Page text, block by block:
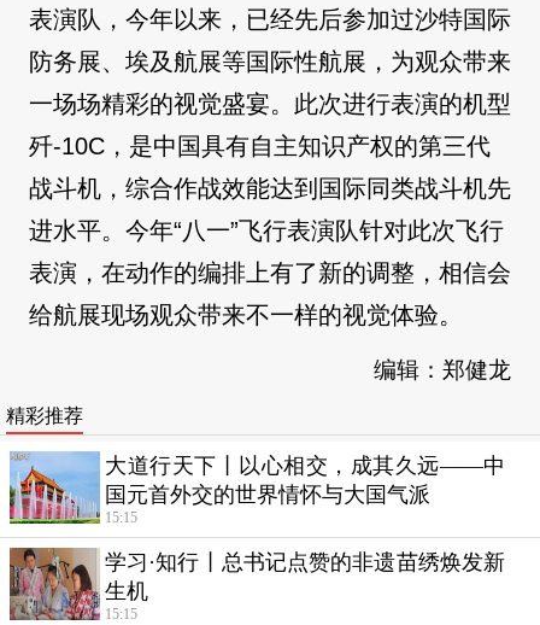
表演队，今年以来，已经先后参加过沙特国际
防务展、埃及航展等国际性航展，为观众带来
一场场精彩的视觉盛宴。此次进行表演的机型
歼-10C，是中国具有自主知识产权的第三代
战斗机，综合作战效能达到国际同类战斗机先
进水平。今年“八一”飞行表演队针对此次飞行
表演，在动作的编排上有了新的调整，相信会
给航展现场观众带来不一样的视觉体验。
编辑：郑健龙
精彩推荐